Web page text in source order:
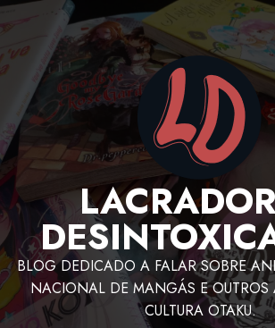
BLOG DEDICADO A FALAR SOBRE
NACIONAL DE MANGÁS E OUTROS
CULTURA OTAKU.